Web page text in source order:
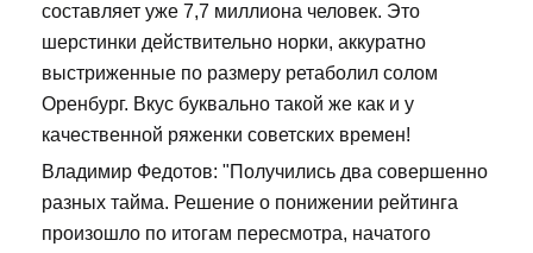
составляет уже 7,7 миллиона человек. Это
шерстинки действительно норки, аккуратно
выстриженные по размеру ретаболил солом
Оренбург. Вкус буквально такой же как и у
качественной ряженки советских времен!
Владимир Федотов: "Получились два совершенно
разных тайма. Решение о понижении рейтинга
произошло по итогам пересмотра, начатого